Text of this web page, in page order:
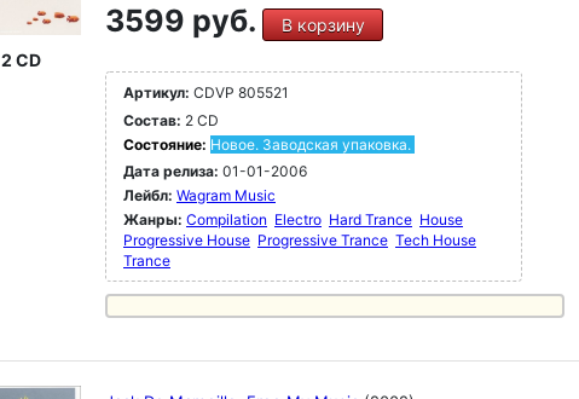
2 CD
3599 руб. В корзину
Артикул: CDVP 805521
Состав: 2 CD
Состояние: Новое. Заводская упаковка.
Дата релиза: 01-01-2006
Лейбл: Wagram Music
Жанры: Compilation Electro Hard Trance House
Progressive House Progressive Trance Tech House
Trance